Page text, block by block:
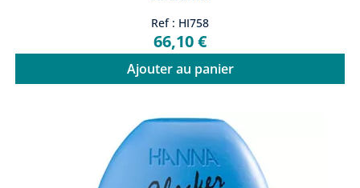
Ref : HI758
66,10 €
Ajouter au panier